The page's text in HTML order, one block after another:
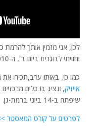
לכן, אני מזמין אותך להרמת
וחוויתי לבוגרים ביום ב', ה-31/05/2010.
כמו כן, באותו ערב,תכירו
אייזיק
שיפתח ב-14 ביוני ברמת-גן.
לפרטים על קורס המאסטר